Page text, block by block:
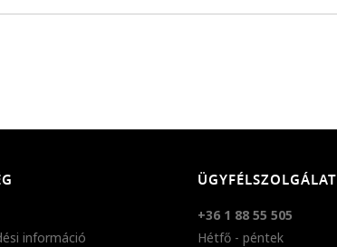
információ
ÜGYFÉLSZOLGÁLAT
+36 1 88 55 505
Hétfő - péntek